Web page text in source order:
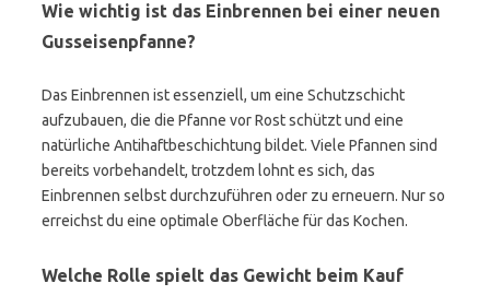
Wie wichtig ist das Einbrennen bei einer neuen
Gusseisenpfanne?
Das Einbrennen ist essenziell, um eine Schutzschicht
aufzubauen, die die Pfanne vor Rost schützt und eine
natürliche Antihaftbeschichtung bildet. Viele Pfannen sind
bereits vorbehandelt, trotzdem lohnt es sich, das
Einbrennen selbst durchzuführen oder zu erneuern. Nur so
erreichst du eine optimale Oberfläche für das Kochen.
Welche Rolle spielt das Gewicht beim Kauf